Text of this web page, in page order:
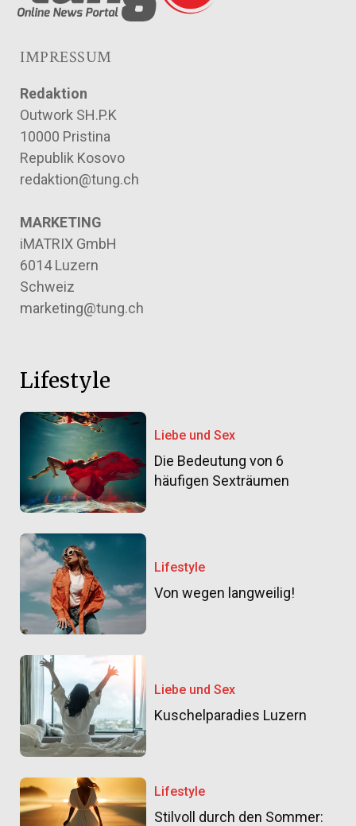
IMPRESSUM
Redaktion
Outwork SH.P.K
10000 Pristina
Republik Kosovo
redaktion@tung.ch
MARKETING
iMATRIX GmbH
6014 Luzern
Schweiz
marketing@tung.ch
Lifestyle
Liebe und Sex
Die Bedeutung von 6
häufigen Sexträumen
Lifestyle
Von wegen langweilig!
Liebe und Sex
Kuschelparadies Luzern
Lifestyle
Stilvoll durch den Sommer: